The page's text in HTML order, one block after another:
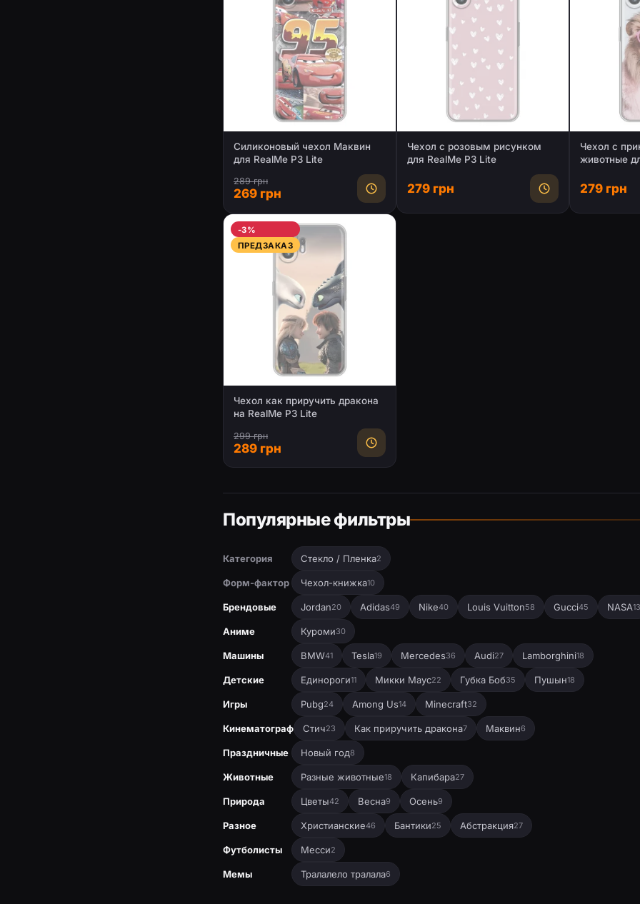
Силиконовый чехол Маквин
для RealMe P3 Lite
289 грн
269 грн
Чехол с розовым рисунком
для RealMe P3 Lite
279 грн
Чехол с
животные
279 грн
-3%
ПРЕДЗАКАЗ
Чехол как приручить дракона
на RealMe P3 Lite
299 грн
289 грн
Популярные фильтры
Категория Стекло / Пленка2
Форм-фактор Чехол-книжка10
Брендовые Jordan20 Adidas49 Nike40 Louis Vuitton58 Gucci45 NASA13
Аниме Куроми30
Машины BMW41 Tesla19 Mercedes36 Audi27 Lamborghini18
Детские Единороги11 Микки Маус22 Губка Боб35 Пушын18
Игры Pubg24 Among Us14 Minecraft32
Кинематограф Стич23 Как приручить дракона7 Маквин6
Праздничные Новый год8
Животные Разные животные18 Капибара27
Природа Цветы42 Весна9 Осень9
Разное Христианские46 Бантики25 Абстракция27
Футболисты Месси2
Мемы Тралалело тралала6